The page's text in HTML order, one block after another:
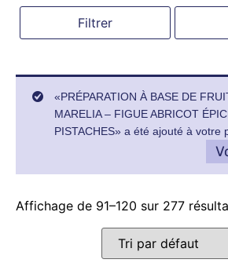
Filtrer
«PRÉPARATION À BASE DE
MARELIA – FIGUE ABRICOT
PISTACHES» a été ajouté à votre
Affichage de 91–120 sur 277